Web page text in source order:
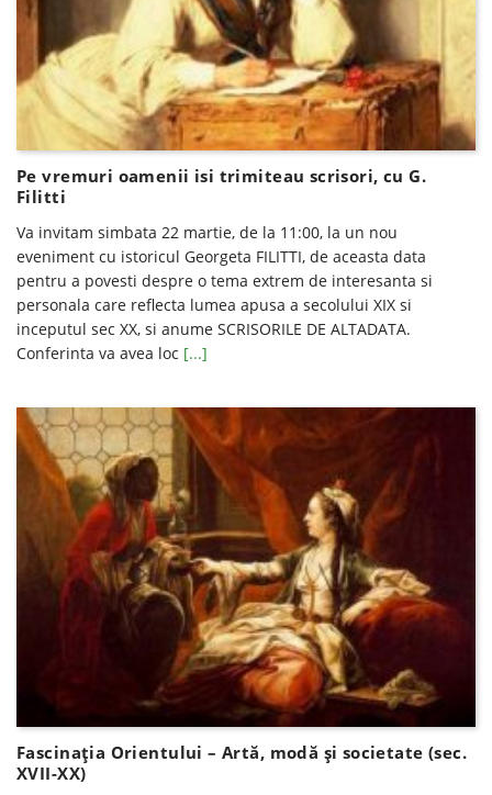
Pe vremuri oamenii isi trimiteau scrisori, cu G.
Filitti
Va invitam simbata 22 martie, de la 11:00, la un nou
eveniment cu istoricul Georgeta FILITTI, de aceasta data
pentru a povesti despre o tema extrem de interesanta si
personala care reflecta lumea apusa a secolului XIX si
inceputul sec XX, si anume SCRISORILE DE ALTADATA.
Conferinta va avea loc [...]
Fascinaţia Orientului – Artă, modă şi societate (sec.
XVII-XX)